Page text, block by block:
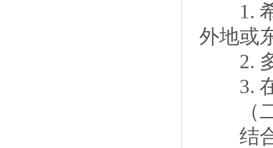
1. 希
外地或
2. 多
3. 在
（二
结合